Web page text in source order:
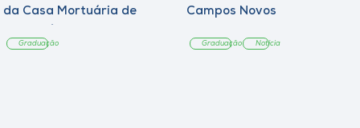
da Casa Mortuária de
Graduação
Campos Novos
Graduação Notícia